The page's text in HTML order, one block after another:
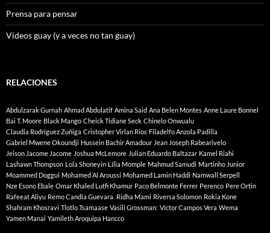
Prensa para pensar
Videos guay (y a veces no tan guay)
RELACIONES
Abdulzarak Gurnah Ahmad Abdulatif Amina Said Ana Belen Montes Anne Laure Bonnel
Bai T. Moore Black Mango Cheick Tidiane Seck Chinelo Onwualu
Claudia Rodriguez Zuñiga Cristopher Virlan Rios Filadelfo Anzola Padilla
Gabriel Mwene Okoundji Hussein Bachir Amadour Jean Joseph Rabearivelo
Jeison Jacome Jacome Joshua McLemore Julian Eduardo Baltazar Kamel Riahi
Lashawn Thompson Lola Shoneyin Lília Momple Mahmud Samudi Martinho Junior
Moammed Doggui Mohamed Al Aroussi Mohamed Lamin Haddi Namwall Serpell
Nze Esono Ebale Omar Khaled Lutfi Khamur Paco Belmonte Ferrer Perenco Pere Ortin
Rafeeat Aliyu Remo Candia Guevara. Ridha Mami Riversa Solomon Rokia Kone
Shahram Khosravi Tlotlo Tsamaase Vasili Grossman: Víctor Campos Vera Wema
Yamen Manai Yamileth Aroquipa Hancco